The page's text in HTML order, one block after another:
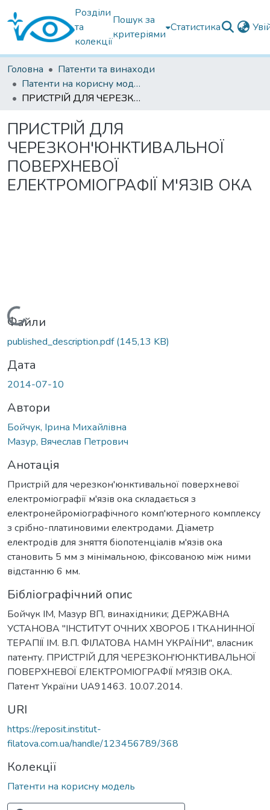
Розділи
та
колекції
Пошук за
критеріями
Статистика
Головна
Патенти та винаходи
Патенти на корисну модель
ПРИСТРІЙ ДЛЯ ЧЕРЕЗКОН'ЮНКТИВАЛЬНОЇ ПОВЕРХНЕВОЇ ЕЛЕКТРОМІОГРАФІЇ М'ЯЗІВ ОКА
ПРИСТРІЙ ДЛЯ
ЧЕРЕЗКОН'ЮНКТИВАЛЬНОЇ
ПОВЕРХНЕВОЇ
ЕЛЕКТРОМІОГРАФІЇ М'ЯЗІВ ОКА
Вантажиться...
Файли
published_description.pdf(145,13 KB)
Дата
2014-07-10
Автори
Бойчук, Ірина Михайлівна
Мазур, Вячеслав Петрович
Анотація
Пристрій для черезкон'юнктивальної поверхневої
електроміографії м'язів ока складається з
електронейроміографічного комп'ютерного комплексу
з срібно-платиновими електродами. Діаметр
електродів для зняття біопотенціалів м'язів ока
становить 5 мм з мінімальною, фіксованою між ними
відстанню 6 мм.
Бібліографічний опис
Бойчук ІМ, Мазур ВП, винахідники; ДЕРЖАВНА
УСТАНОВА "ІНСТИТУТ ОЧНИХ ХВОРОБ І ТКАНИННОЇ
ТЕРАПІЇ ІМ. В.П. ФІЛАТОВА НАМН УКРАЇНИ", власник
патенту. ПРИСТРІЙ ДЛЯ ЧЕРЕЗКОН'ЮНКТИВАЛЬНОЇ
ПОВЕРХНЕВОЇ ЕЛЕКТРОМІОГРАФІЇ М'ЯЗІВ ОКА.
Патент України UA91463. 10.07.2014.
URI
https://reposit.institut-
filatova.com.ua/handle/123456789/368
Колекції
Патенти на корисну модель